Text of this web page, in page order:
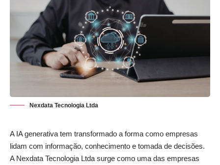
Nexdata Tecnologia Ltda
A IA generativa tem transformado a forma como empresas
lidam com informação, conhecimento e tomada de decisões.
A Nexdata Tecnologia Ltda surge como uma das empresas